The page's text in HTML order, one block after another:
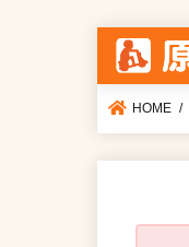
HOME